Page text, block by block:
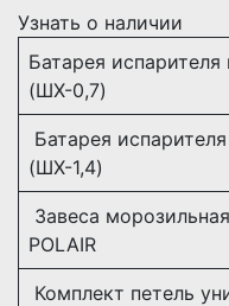
Узнать о наличии
Батарея
(ШХ-0,7)
Батарея
(ШХ-1,4)
Завеса
POLAIR
Комплект петель